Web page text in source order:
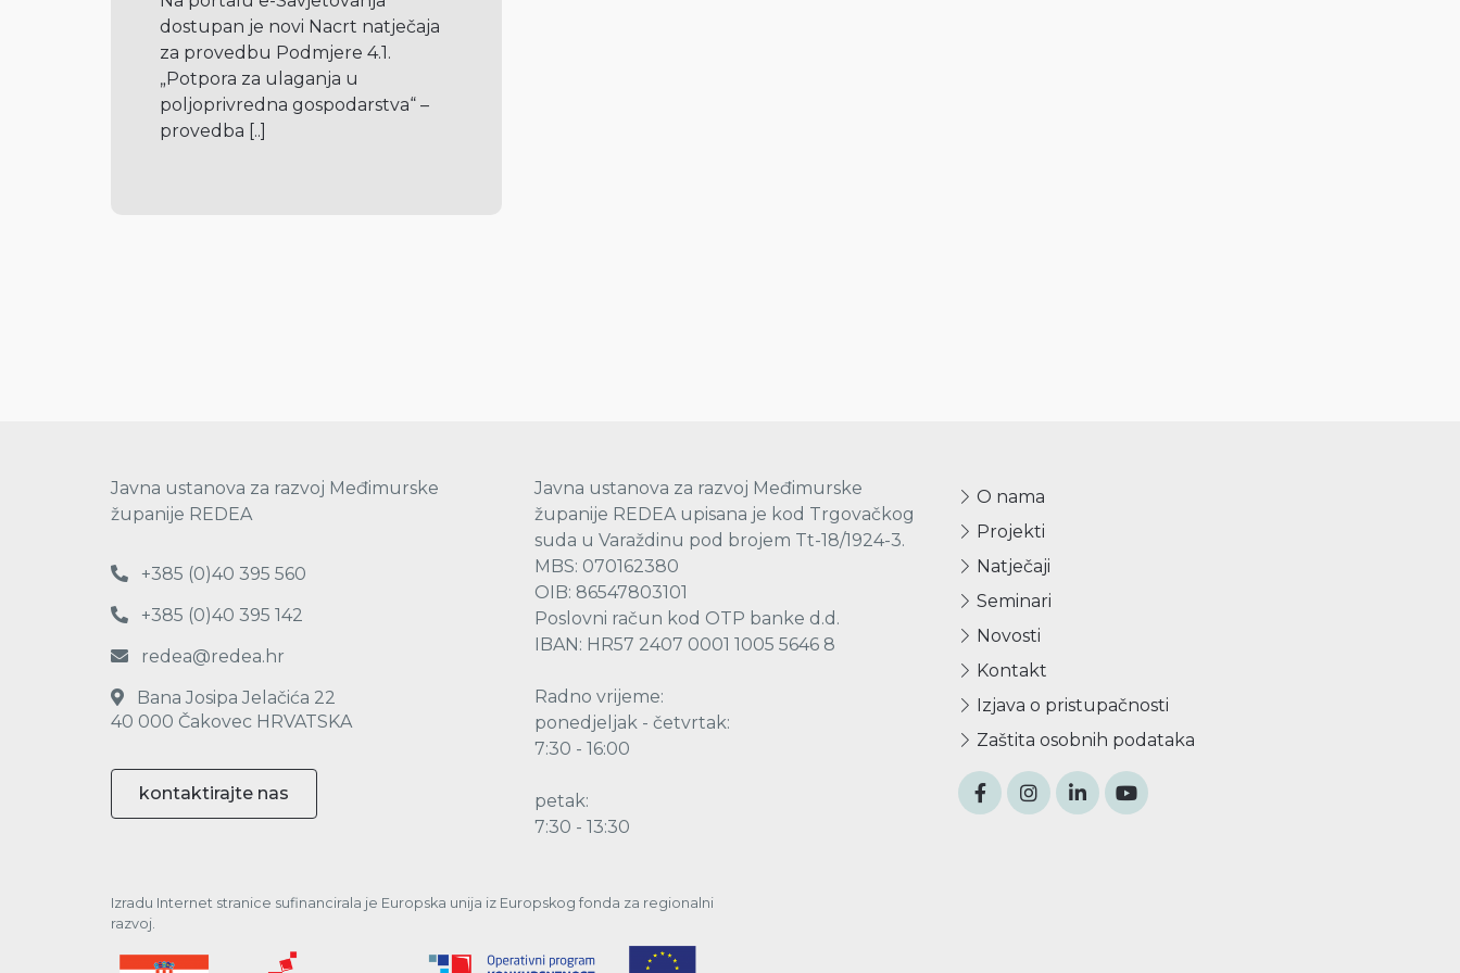
dostupan je novi Nacrt natječaja
za provedbu Podmjere 4.1.
„Potpora za ulaganja u
poljoprivredna gospodarstva“ –
provedba [..]
Javna ustanova za razvoj Međimurske
županije REDEA
+385 (0)40 395 560
+385 (0)40 395 142
redea@redea.hr
Bana Josipa Jelačića 22
40 000 Čakovec HRVATSKA
kontaktirajte nas
Javna ustanova za razvoj Međimurske
županije REDEA upisana je kod Trgovačkog
suda u Varaždinu pod brojem Tt-18/1924-3.
MBS: 070162380
OIB: 86547803101
Poslovni račun kod OTP banke d.d.
IBAN: HR57 2407 0001 1005 5646 8
Radno vrijeme:
ponedjeljak - četvrtak:
7:30 - 16:00
petak:
7:30 - 13:30
O nama
Projekti
Natječaji
Seminari
Novosti
Kontakt
Izjava o pristupačnosti
Zaštita osobnih podataka
Izradu Internet stranice sufinancirala je Europska unija iz Europskog fonda za regionalni
razvoj.